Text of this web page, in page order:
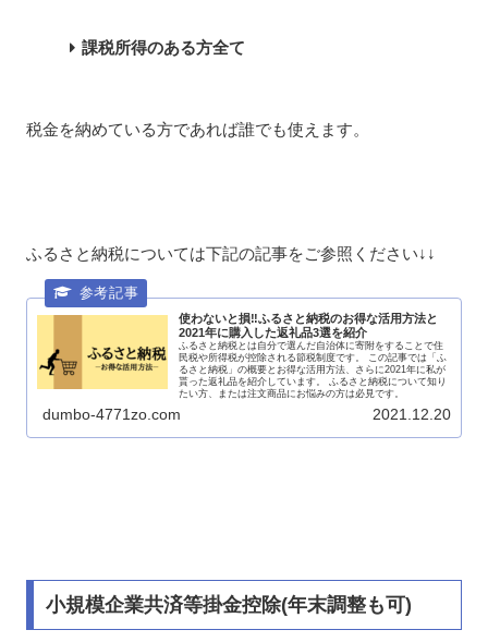
課税所得のある方全て
税金を納めている方であれば誰でも使えます。
ふるさと納税については下記の記事をご参照ください↓↓
使わないと損‼ふるさと納税のお得な活用方法と
2021年に購入した返礼品3選を紹介
ふるさと納税とは自分で選んだ自治体に寄附をすることで住
民税や所得税が控除される節税制度です。 この記事では「ふ
るさと納税」の概要とお得な活用方法、さらに2021年に私が
貰った返礼品を紹介しています。 ふるさと納税について知り
たい方、または注文商品にお悩みの方は必見です。
dumbo-4771zo.com 2021.12.20
小規模企業共済等掛金控除(年末調整も可)